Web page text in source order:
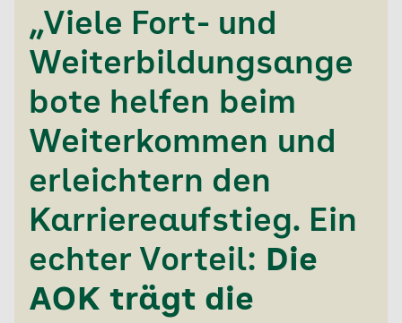
„Viele Fort- und
Weiterbildungsange
bote helfen beim
Weiterkommen und
erleichtern den
Karriereaufstieg. Ein
echter Vorteil: Die
AOK trägt die